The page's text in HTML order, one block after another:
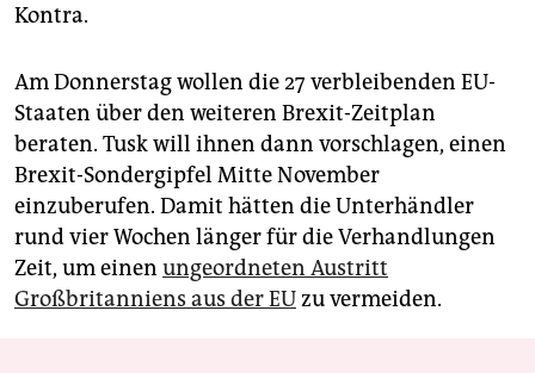
Kontra.
Am Donnerstag wollen die 27 verbleibenden EU-
Staaten über den weiteren Brexit-Zeitplan
beraten. Tusk will ihnen dann vorschlagen, einen
Brexit-Sondergipfel Mitte November
einzuberufen. Damit hätten die Unterhändler
rund vier Wochen länger für die Verhandlungen
Zeit, um einen ungeordneten Austritt
Großbritanniens aus der EUzu vermeiden.